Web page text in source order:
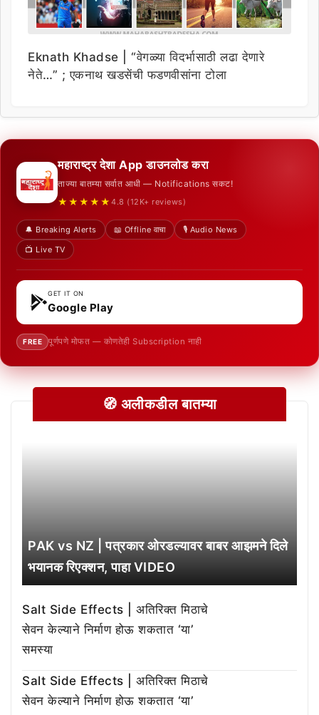
Eknath Khadse | “वेगळ्या विदर्भासाठी लढा देणारे
नेते…” ; एकनाथ खडसेंची फडणवीसांना टोला
महाराष्ट्र देशा App डाउनलोड करा
ताज्या बातम्या सर्वात आधी — Notifications सकट!
★★★★★ 4.8 (12K+ reviews)
🔔 Breaking Alerts 📖 Offline वाचा
🎙️ Audio News
📺 Live TV
GET IT ON
Google Play
FREE पूर्णपणे मोफत — कोणतेही Subscription नाही
🧭 अलीकडील बातम्या
PAK vs NZ | पत्रकार ओरडल्यावर बाबर आझमने दिले
भयानक रिएक्शन, पाहा VIDEO
Salt Side Effects | अतिरिक्त मिठाचे
सेवन केल्याने निर्माण होऊ शकतात ‘या’
समस्या
Salt Side Effects | अतिरिक्त मिठाचे
सेवन केल्याने निर्माण होऊ शकतात ‘या’